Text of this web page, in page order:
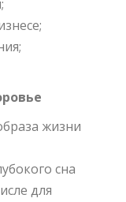
жизни
сна
для